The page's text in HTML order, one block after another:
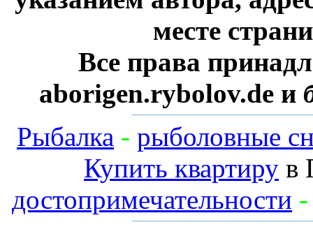
месте
Все права
aborigen.rybolov.de и
Рыбалка - рыболовные
Купить квартиру в
достопримечательности